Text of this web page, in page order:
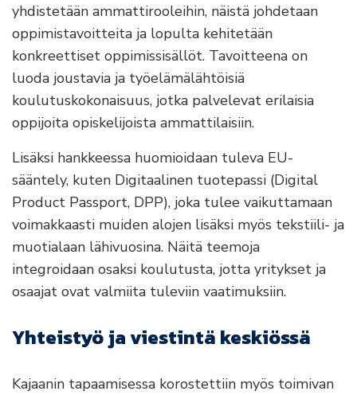
yhdistetään ammattirooleihin, näistä johdetaan
oppimistavoitteita ja lopulta kehitetään
konkreettiset oppimissisällöt. Tavoitteena on
luoda joustavia ja työelämälähtöisiä
koulutuskokonaisuus, jotka palvelevat erilaisia
oppijoita opiskelijoista ammattilaisiin.
Lisäksi hankkeessa huomioidaan tuleva EU-
sääntely, kuten Digitaalinen tuotepassi (Digital
Product Passport, DPP), joka tulee vaikuttamaan
voimakkaasti muiden alojen lisäksi myös tekstiili- ja
muotialaan lähivuosina. Näitä teemoja
integroidaan osaksi koulutusta, jotta yritykset ja
osaajat ovat valmiita tuleviin vaatimuksiin.
Yhteistyö ja viestintä keskiössä
Kajaanin tapaamisessa korostettiin myös toimivan